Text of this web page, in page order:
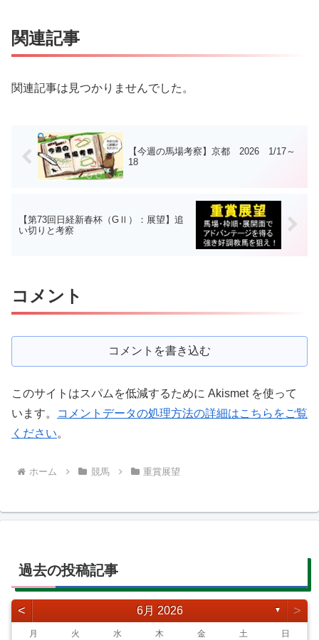
関連記事
関連記事は見つかりませんでした。
【今週の馬場考察】京都 2026 1/17～
18
【第73回日経新春杯（GⅡ）：展望】追
い切りと考察
コメント
コメントを書き込む
このサイトはスパムを低減するために Akismet を使って
います。
コメントデータの処理方法の詳細はこちらをご覧
ください。
ホーム 競馬 重賞展望
過去の投稿記事
< 6月 2026 ▼ >
月 火 水 木 金 土 日